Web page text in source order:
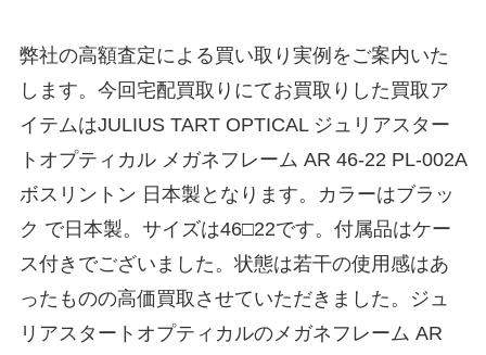
弊社の高額査定による買い取り実例をご案内いた
します。今回宅配買取りにてお買取りした買取ア
イテムはJULIUS TART OPTICAL ジュリアスター
トオプティカル メガネフレーム AR 46-22 PL-002A
ボスリントン 日本製となります。カラーはブラッ
ク で日本製。サイズは46□22です。付属品はケー
ス付きでございました。状態は若干の使用感はあ
ったものの高価買取させていただきました。ジュ
リアスタートオプティカルのメガネフレーム AR